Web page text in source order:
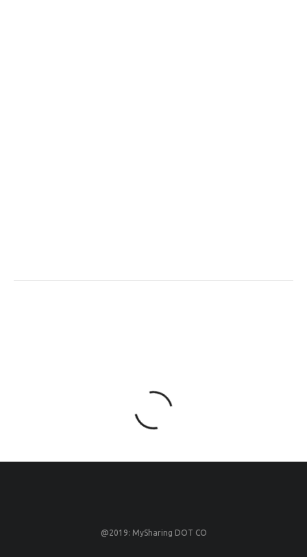
@2019: MySharing DOT CO